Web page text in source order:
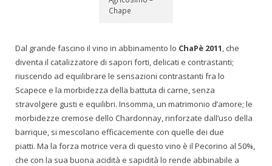
Chape
Dal grande fascino il vino in abbinamento lo ChaPè 2011, che
diventa il catalizzatore di sapori forti, delicati e contrastanti;
riuscendo ad equilibrare le sensazioni contrastanti fra lo
Scapece e la morbidezza della battuta di carne, senza
stravolgere gusti e equilibri. Insomma, un matrimonio d’amore; le
morbidezze cremose dello Chardonnay, rinforzate dall’uso della
barrique, si mescolano efficacemente con quelle dei due
piatti. Ma la forza motrice vera di questo vino è il Pecorino al 50%,
che con la sua buona acidità e sapidità lo rende abbinabile a